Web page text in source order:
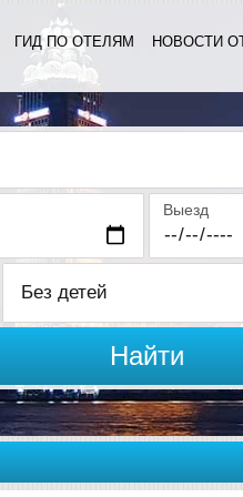
ГИД ПО ОТЕЛЯМ
НОВОСТИ
Выезд
Найти